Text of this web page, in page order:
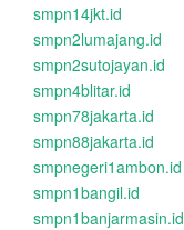
smpn14jkt.id
smpn2lumajang.id
smpn2sutojayan.id
smpn4blitar.id
smpn78jakarta.id
smpn88jakarta.id
smpnegeri1ambon.id
smpn1bangil.id
smpn1banjarmasin.id